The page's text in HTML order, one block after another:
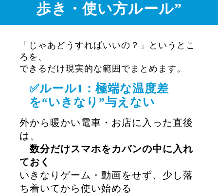
歩き・使い方ルール”
「じゃあどうすればいいの？」というとこ
ろを、
できるだけ現実的な範囲でまとめます。
✅ルール1：極端な温度差
を“いきなり”与えない
外から暖かい電車・お店に入った直後
は、
数分だけスマホをカバンの中に入れ
ておく
いきなりゲーム・動画をせず、少し落
ち着いてから使い始める